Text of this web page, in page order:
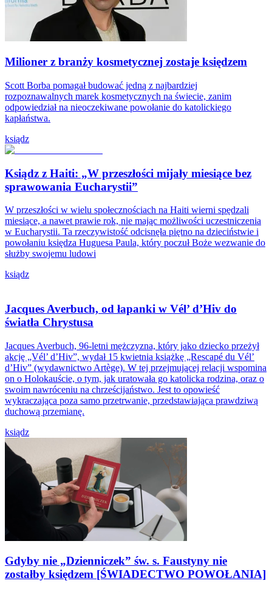
Milioner z branży kosmetycznej zostaje księdzem
Scott Borba pomagał budować jedną z najbardziej
rozpoznawalnych marek kosmetycznych na świecie, zanim
odpowiedział na nieoczekiwane powołanie do katolickiego
kapłaństwa.
ksiądz
Ksiądz z Haiti: „W przeszłości mijały miesiące bez
sprawowania Eucharystii”
W przeszłości w wielu społecznościach na Haiti wierni spędzali
miesiące, a nawet prawie rok, nie mając możliwości uczestniczenia
w Eucharystii. Ta rzeczywistość odcisnęła piętno na dzieciństwie i
powołaniu księdza Huguesa Paula, który poczuł Boże wezwanie do
służby swojemu ludowi
ksiądz
Jacques Averbuch, od łapanki w Vél’ d’Hiv do
światła Chrystusa
Jacques Averbuch, 96-letni mężczyzna, który jako dziecko przeżył
akcję „Vél’ d’Hiv”, wydał 15 kwietnia książkę „Rescapé du Vél’
d’Hiv” (wydawnictwo Artège). W tej przejmującej relacji wspomina
on o Holokauście, o tym, jak uratowała go katolicka rodzina, oraz o
swoim nawróceniu na chrześcijaństwo. Jest to opowieść
wykraczająca poza samo przetrwanie, przedstawiająca prawdziwą
duchową przemianę.
ksiądz
Gdyby nie „Dzienniczek” św. s. Faustyny nie
zostałby księdzem [ŚWIADECTWO POWOŁANIA]